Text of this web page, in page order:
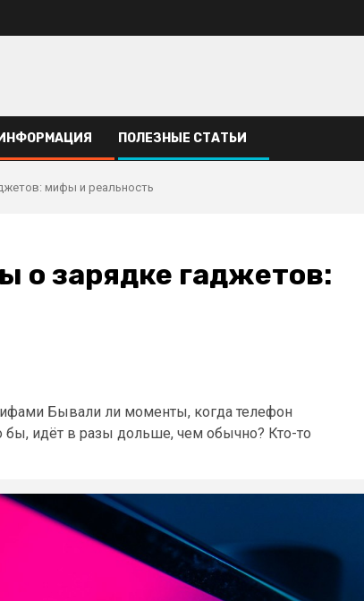
ПОЛЕЗНЫЕ СТАТЬИ
мифы и реальность
о зарядке гаджетов:
Бывали ли моменты, когда телефон
бы, идёт в разы дольше, чем обычно? Кто-то